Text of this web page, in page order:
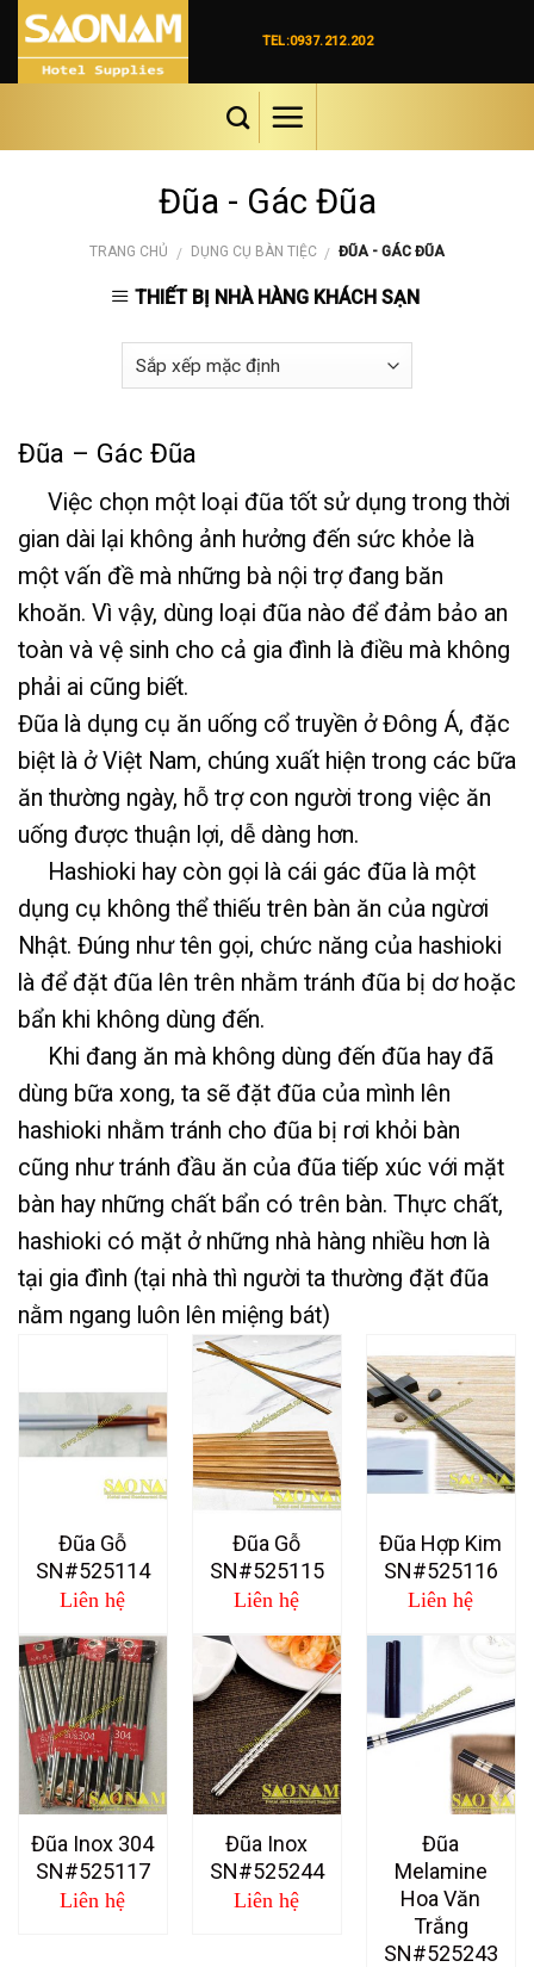
Skip
content
TEL:0937.212.202
Đũa - Gác Đũa
TRANG CHỦ / DỤNG CỤ BÀN TIỆC / ĐŨA - GÁC ĐŨA
THIẾT BỊ NHÀ HÀNG KHÁCH SẠN
Đũa – Gác Đũa
Việc chọn một loại đũa tốt sử dụng trong thời
gian dài lại không ảnh hưởng đến sức khỏe là
một vấn đề mà những bà nội trợ đang băn
khoăn. Vì vậy, dùng loại đũa nào để đảm bảo an
toàn và vệ sinh cho cả gia đình là điều mà không
phải ai cũng biết.
Đũa là dụng cụ ăn uống cổ truyền ở Đông Á, đặc
biệt là ở Việt Nam, chúng xuất hiện trong các bữa
ăn thường ngày, hỗ trợ con người trong việc ăn
uống được thuận lợi, dễ dàng hơn.
Hashioki hay còn gọi là cái gác đũa là một
dụng cụ không thể thiếu trên bàn ăn của ngừơi
Nhật. Đúng như tên gọi, chức năng của hashioki
là để đặt đũa lên trên nhằm tránh đũa bị dơ hoặc
bẩn khi không dùng đến.
Khi đang ăn mà không dùng đến đũa hay đã
dùng bữa xong, ta sẽ đặt đũa của mình lên
hashioki nhằm tránh cho đũa bị rơi khỏi bàn
cũng như tránh đầu ăn của đũa tiếp xúc với mặt
bàn hay những chất bẩn có trên bàn. Thực chất,
hashioki có mặt ở những nhà hàng nhiều hơn là
tại gia đình (tại nhà thì người ta thường đặt đũa
nằm ngang luôn lên miệng bát)
Đũa Gỗ
SN#525114
Liên hệ
Đũa Gỗ
SN#525115
Liên hệ
Đũa Hợp Kim
SN#525116
Liên hệ
Đũa Inox 304
SN#525117
Liên hệ
Đũa Inox
SN#525244
Liên hệ
Đũa
Melamine
Hoa Văn
Trắng
SN#525243